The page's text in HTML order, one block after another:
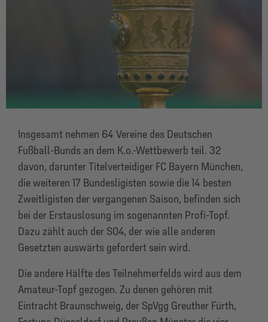
Insgesamt nehmen 64 Vereine des Deutschen
Fußball-Bunds an dem K.o.-Wettbewerb teil. 32
davon, darunter Titelverteidiger FC Bayern München,
die weiteren 17 Bundesligisten sowie die 14 besten
Zweitligisten der vergangenen Saison, befinden sich
bei der Erstauslosung im sogenannten Profi-Topf.
Dazu zählt auch der S04, der wie alle anderen
Gesetzten auswärts gefordert sein wird.
Die andere Hälfte des Teilnehmerfelds wird aus dem
Amateur-Topf gezogen. Zu denen gehören mit
Eintracht Braunschweig, der SpVgg Greuther Fürth,